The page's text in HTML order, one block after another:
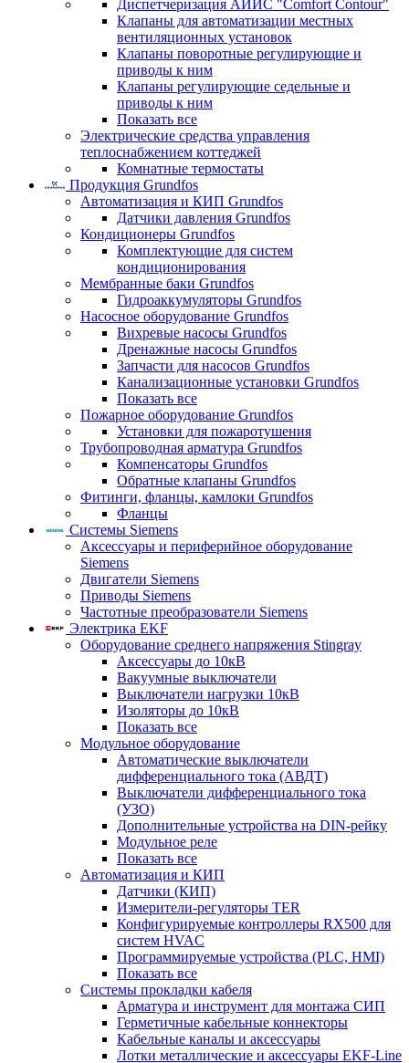
Диспетчеризация АИИС "Comfort Contour"
Клапаны для автоматизации местных
вентиляционных установок
Клапаны поворотные регулирующие и
приводы к ним
Клапаны регулирующие седельные и
приводы к ним
Показать все
Электрические средства управления
теплоснабжением коттеджей
Комнатные термостаты
Продукция Grundfos
Автоматизация и КИП Grundfos
Датчики давления Grundfos
Кондиционеры Grundfos
Комплектующие для систем
кондиционирования
Мембранные баки Grundfos
Гидроаккумуляторы Grundfos
Насосное оборудование Grundfos
Вихревые насосы Grundfos
Дренажные насосы Grundfos
Запчасти для насосов Grundfos
Канализационные установки Grundfos
Показать все
Пожарное оборудование Grundfos
Установки для пожаротушения
Трубопроводная арматура Grundfos
Компенсаторы Grundfos
Обратные клапаны Grundfos
Фитинги, фланцы, камлоки Grundfos
Фланцы
Системы Siemens
Аксессуары и периферийное оборудование
Siemens
Двигатели Siemens
Приводы Siemens
Частотные преобразователи Siemens
Электрика EKF
Оборудование среднего напряжения Stingray
Аксессуары до 10кВ
Вакуумные выключатели
Выключатели нагрузки 10кВ
Изоляторы до 10кВ
Показать все
Модульное оборудование
Автоматические выключатели
дифференциального тока (АВДТ)
Выключатели дифференциального тока
(УЗО)
Дополнительные устройства на DIN-рейку
Модульное реле
Показать все
Автоматизация и КИП
Датчики (КИП)
Измерители-регуляторы TER
Конфигурируемые контроллеры RX500 для
систем HVAC
Программируемые устройства (PLC, HMI)
Показать все
Системы прокладки кабеля
Арматура и инструмент для монтажа СИП
Герметичные кабельные коннекторы
Кабельные каналы и аксессуары
Лотки металлические и аксессуары EKF-Line